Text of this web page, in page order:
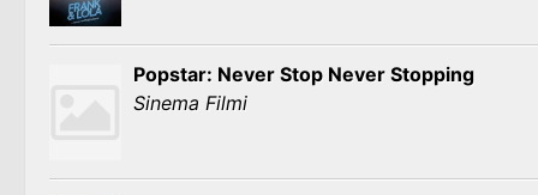
Popstar: Never Stop Never Stopping
Sinema Filmi